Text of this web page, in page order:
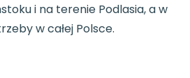
i na terenie Podlasia, a w
w całej Polsce.